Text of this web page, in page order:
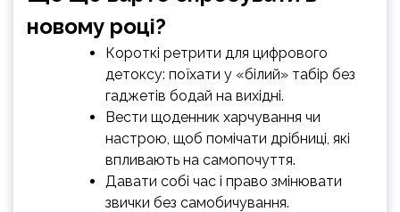
новому році?
Короткі ретрити для цифрового
детоксу: поїхати у «білий» табір без
гаджетів бодай на вихідні.
Вести щоденник харчування чи
настрою, щоб помічати дрібниці, які
впливають на самопочуття.
Давати собі час і право змінювати
звички без самобичування.